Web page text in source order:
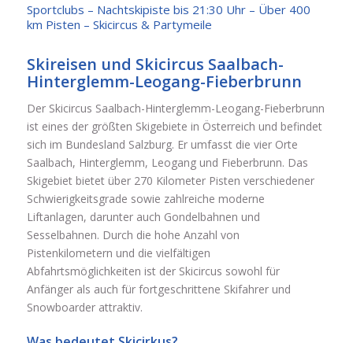
Sportclubs – Nachtskipiste bis 21:30 Uhr – Über 400
km Pisten – Skicircus & Partymeile
Skireisen und Skicircus Saalbach-
Hinterglemm-Leogang-Fieberbrunn
Der Skicircus Saalbach-Hinterglemm-Leogang-Fieberbrunn
ist eines der größten Skigebiete in Österreich und befindet
sich im Bundesland Salzburg. Er umfasst die vier Orte
Saalbach, Hinterglemm, Leogang und Fieberbrunn. Das
Skigebiet bietet über 270 Kilometer Pisten verschiedener
Schwierigkeitsgrade sowie zahlreiche moderne
Liftanlagen, darunter auch Gondelbahnen und
Sesselbahnen. Durch die hohe Anzahl von
Pistenkilometern und die vielfältigen
Abfahrtsmöglichkeiten ist der Skicircus sowohl für
Anfänger als auch für fortgeschrittene Skifahrer und
Snowboarder attraktiv.